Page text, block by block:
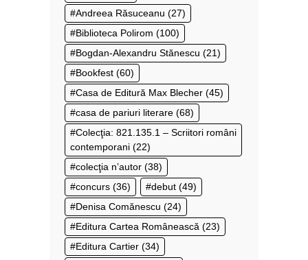
Andreea Răsuceanu (27)
Biblioteca Polirom (100)
Bogdan-Alexandru Stănescu (21)
Bookfest (60)
Casa de Editură Max Blecher (45)
casa de pariuri literare (68)
Colecţia: 821.135.1 – Scriitori români
contemporani (22)
colecţia n’autor (38)
concurs (36) debut (49)
Denisa Comănescu (24)
Editura Cartea Românească (23)
Editura Cartier (34)